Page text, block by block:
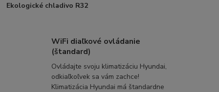
Ekologické chladivo R32
WiFi diaľkové ovládanie
(štandard)
Ovládajte svoju klimatizáciu Hyundai,
odkiaľkoľvek sa vám zachce!
Klimatizácia Hyundai má štandardne